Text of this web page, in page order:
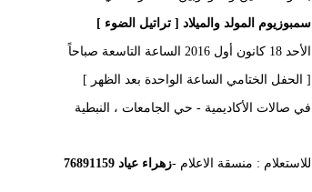
سمبوزيوم المولد والميلاد [ تراتيل الضوء ]
الأحد 18 كانون أول 2016 الساعة التاسعة صباحاً
[ الحفل الختامي الساعة الواحدة بعد الظهر ]
في صالات الأكاديمية - حي الجامعات ، النبطية
للاستعلام : منسقة الاعلام -زهراء عياد 76891159